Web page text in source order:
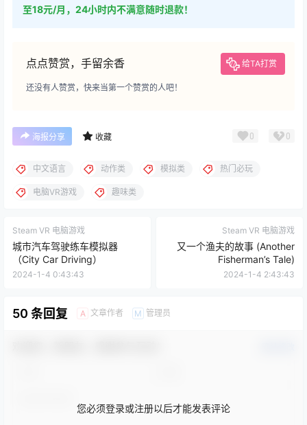
至18元/月，24小时内不满意随时退款！
点点赞赏，手留余香 给TA打赏
还没有人赞赏，快来当第一个赞赏的人吧！
海报分享 收藏 0 0
中文语言 动作类 模拟类 热门必玩
电脑VR游戏 趣味类
Steam VR 电脑游戏
城市汽车驾驶练车模拟器
（City Car Driving）
2024-1-4 0:43:43
Steam VR 电脑游戏
又一个渔夫的故事 (Another
Fisherman’s Tale)
2024-1-4 2:43:43
50 条回复 A 文章作者 M 管理员
您必须登录或注册以后才能发表评论